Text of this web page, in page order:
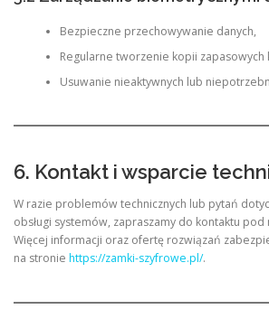
Bezpieczne przechowywanie danych,
Regularne tworzenie kopii zapasowych
Usuwanie nieaktywnych lub
6. Kontakt i wsparcie
W razie problemów technicznych lub pytań
obsługi systemów, zapraszamy do kontaktu pod
Więcej informacji oraz ofertę rozwiązań
na stronie https://zamki-szyfrowe.pl/.